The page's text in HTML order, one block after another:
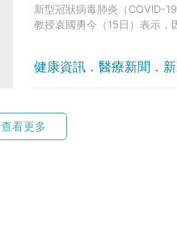
全面禁止堂食
新型冠狀病毒肺炎（COVID-
教授袁國勇今（15日）表示，
查看更多